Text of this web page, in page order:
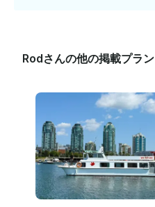
Rodさんの他の掲載プラン